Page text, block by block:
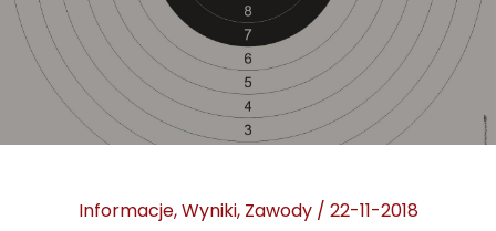
Informacje,Wyniki, Zawody/ 22-11-2018